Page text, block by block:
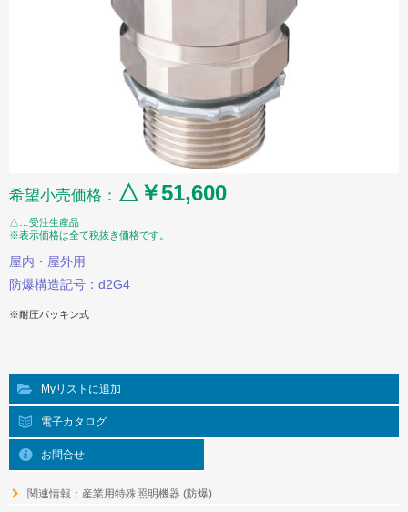
希望小売価格： △￥51,600
△…受注生産品
※表示価格は全て税抜き価格です。
屋内・屋外用
防爆構造記号：d2G4
※耐圧パッキン式
Myリストに追加
電子カタログ
お問合せ
関連情報：産業用特殊照明機器 (防爆)